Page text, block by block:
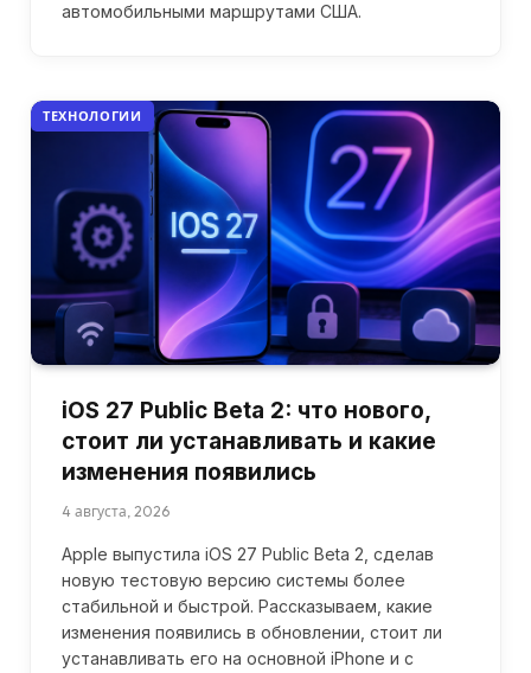
автомобильными маршрутами США.
ТЕХНОЛОГИИ
iOS 27 Public Beta 2: что нового,
стоит ли устанавливать и какие
изменения появились
4 августа, 2026
Apple выпустила iOS 27 Public Beta 2, сделав
новую тестовую версию системы более
стабильной и быстрой. Рассказываем, какие
изменения появились в обновлении, стоит ли
устанавливать его на основной iPhone и с